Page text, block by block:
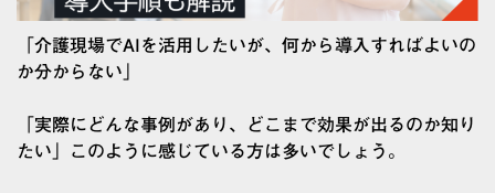
「介護現場でAIを活用したいが、何から導入すればよいの
か分からない」
「実際にどんな事例があり、どこまで効果が出るのか知り
たい」このように感じている方は多いでしょう。